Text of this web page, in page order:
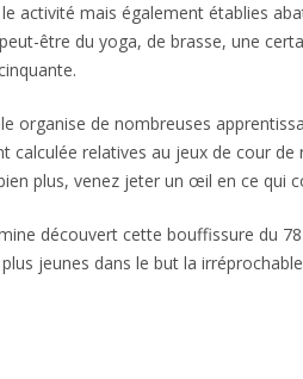
activité mais également établies
être du yoga, de brasse, une
de nombreuses
calculée relatives au jeux de cour de
plus, venez jeter un œil en ce qui
découvert cette bouffissure du
jeunes dans le but la